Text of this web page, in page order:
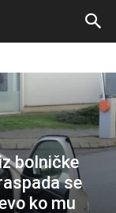
boIničke
se
ko mu